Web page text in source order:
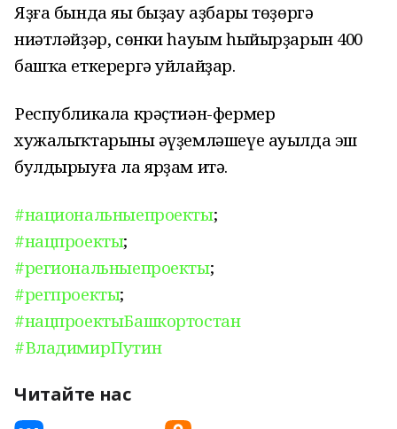
Яҙға бында яңы быҙау аҙбары төҙөргә
ниәтләйҙәр, сөнки һауым һыйырҙарын 400
башҡа еткерергә уйлайҙар.
Республикала крәҫтиән-фермер
хужалыҡтарының әүҙемләшеүе ауылда эш
булдырыуға ла ярҙам итә.
#национальныепроекты;
#нацпроекты;
#региональныепроекты;
#регпроекты;
#нацпроектыБашкортостан
#ВладимирПутин
Читайте нас